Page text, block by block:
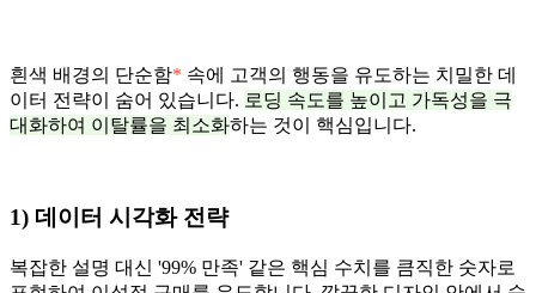
흰색 배경의 단순함* 속에 고객의 행동을 유도하는 치밀한 데
이터 전략이 숨어 있습니다. 로딩 속도를 높이고 가독성을 극
대화하여 이탈률을 최소화하는 것이 핵심입니다.
1) 데이터 시각화 전략
복잡한 설명 대신 '99% 만족' 같은 핵심 수치를 큼직한 숫자로